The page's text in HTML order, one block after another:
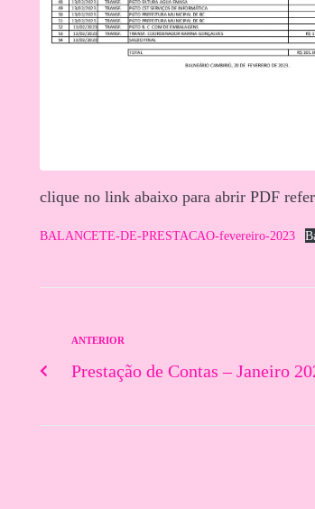
clique no link abaixo para abrir PDF
BALANCETE-DE-PRESTACAO-fevereiro-2023
ANTERIOR
Prestação de Contas – Janeiro